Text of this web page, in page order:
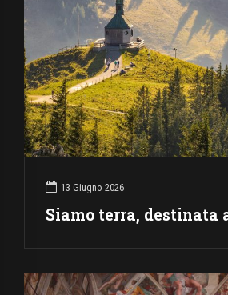
13 Giugno 2026
Siamo terra, destinata